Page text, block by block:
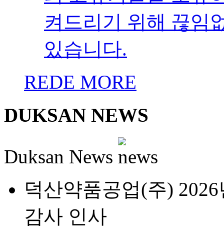
켜드리기 위해 끊임
있습니다.
REDE MORE
DUKSAN NEWS
Duksan News
덕산약품공업(주)
감사 인사